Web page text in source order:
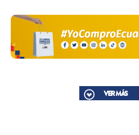
VER MÁS